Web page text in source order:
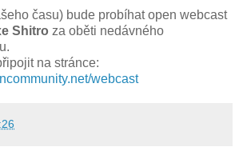
času) bude probíhat open webcast
Shitro za oběti nedávného
na stránce:
webcast